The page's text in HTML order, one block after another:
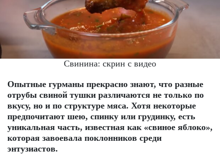
Свинина: скрин с видео
Опытные гурманы прекрасно знают, что разные
отрубы свиной тушки различаются не только по
вкусу, но и по структуре мяса. Хотя некоторые
предпочитают шею, спинку или грудинку, есть
уникальная часть, известная как «свиное яблоко»,
которая завоевала поклонников среди
энтузиастов.